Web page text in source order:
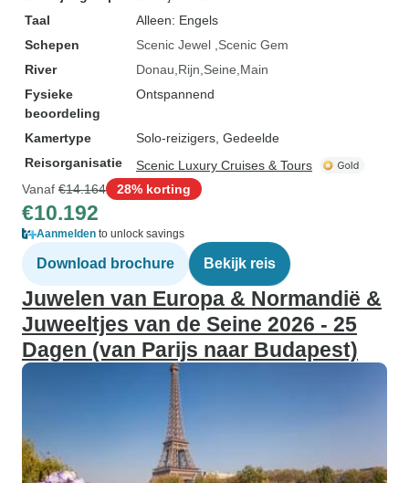
Taal
Alleen: Engels
Schepen
Scenic Jewel Scenic Gem
River
Donau Rijn Seine Main
Fysieke
beoordeling
Ontspannend
Kamertype
Solo-reizigers, Gedeelde
Reisorganisatie
Scenic Luxury Cruises & Tours
Vanaf €14.164 28% korting
€10.192
Aanmelden to unlock savings
Download brochure Bekijk reis
Juwelen van Europa & Normandië &
Juweeltjes van de Seine 2026 - 25
Dagen (van Parijs naar Budapest)